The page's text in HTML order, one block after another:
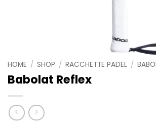
HOME / SHOP / RACCHETTE PADEL /
Babolat Reflex